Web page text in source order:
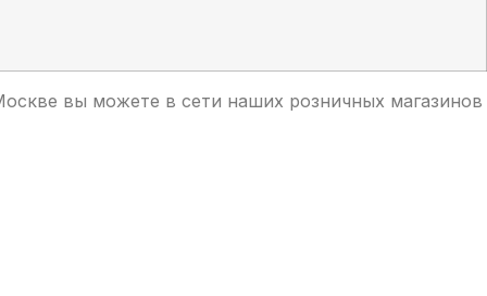
вы можете в сети наших розничных магазинов